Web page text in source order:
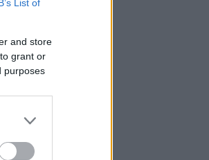
List of
and store
grant or
purposes